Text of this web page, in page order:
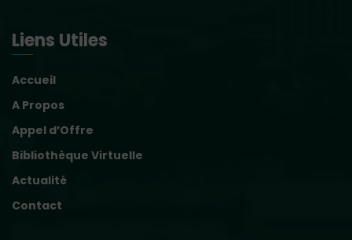
Liens Utiles
Accueil
A Propos
Appel d’Offre
Bibliothèque Virtuelle
Actualité
Contact